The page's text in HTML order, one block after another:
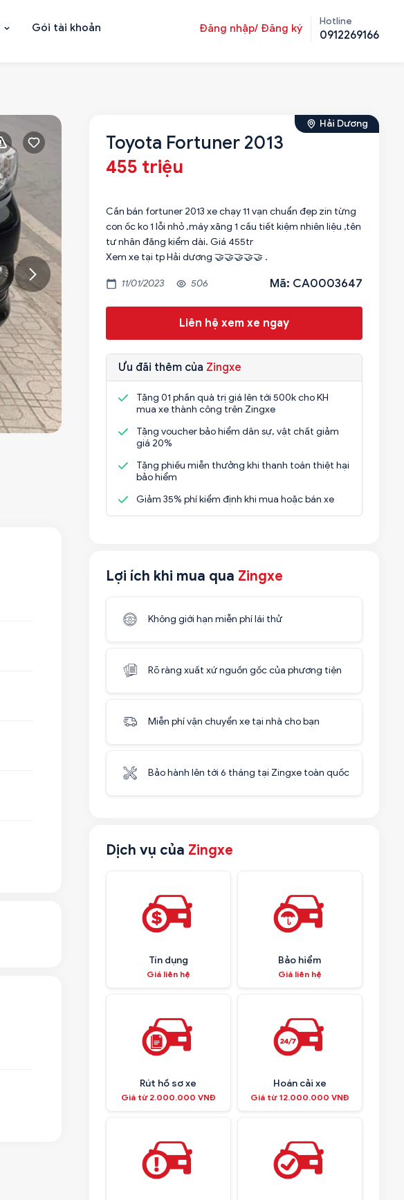
Gói tài khoản Đăng nhập/ Đăng ký
Hotline
0912269166
Hải Dương
Toyota Fortuner 2013
455 triệu
Cần bán fortuner 2013 xe chạy 11 vạn chuẩn đẹp zin từng
con ốc ko 1 lỗi nhỏ ,máy xăng 1 cầu tiết kiệm nhiên liệu ,tên
tư nhân đăng kiểm dài. Giá 455tr
Xem xe tại tp Hải dương 🤝🤝🤝🤝🤝 .
11/01/2023 506 Mã: CA0003647
Liên hệ xem xe ngay
Ưu đãi thêm của Zingxe
Tặng 01 phần quà trị giá lên tới 500k cho KH
mua xe thành công trên Zingxe
Tặng voucher bảo hiểm dân sự, vật chất giảm
giá 20%
Tặng phiếu miễn thưởng khi thanh toán thiệt hại
bảo hiểm
Giảm 35% phí kiểm định khi mua hoặc bán xe
Lợi ích khi mua qua Zingxe
Không giới hạn miễn phí lái thử
Rõ ràng xuất xứ nguồn gốc của phương tiện
Miễn phí vận chuyển xe tại nhà cho bạn
Bảo hành lên tới 6 tháng tại Zingxe toàn quốc
Dịch vụ của Zingxe
Tín dụng
Giá liên hệ
Bảo hiểm
Giá liên hệ
Rút hồ sơ xe
Giá từ 2.000.000 VNĐ
Hoán cải xe
Giá từ 12.000.000 VNĐ